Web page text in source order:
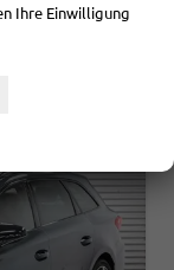
Ihre Einwilligung